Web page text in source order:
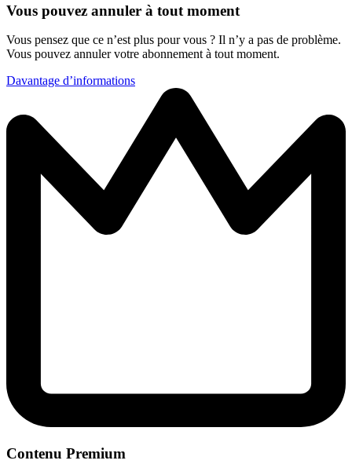
Vous pouvez annuler à tout moment
Vous pensez que ce n’est plus pour vous ? Il n’y a pas de problème.
Vous pouvez annuler votre abonnement à tout moment.
Davantage d’informations
Contenu Premium